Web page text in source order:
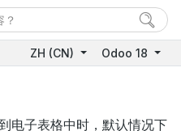
ZH (CN) Odoo 18
电子表格中时，默认情况下